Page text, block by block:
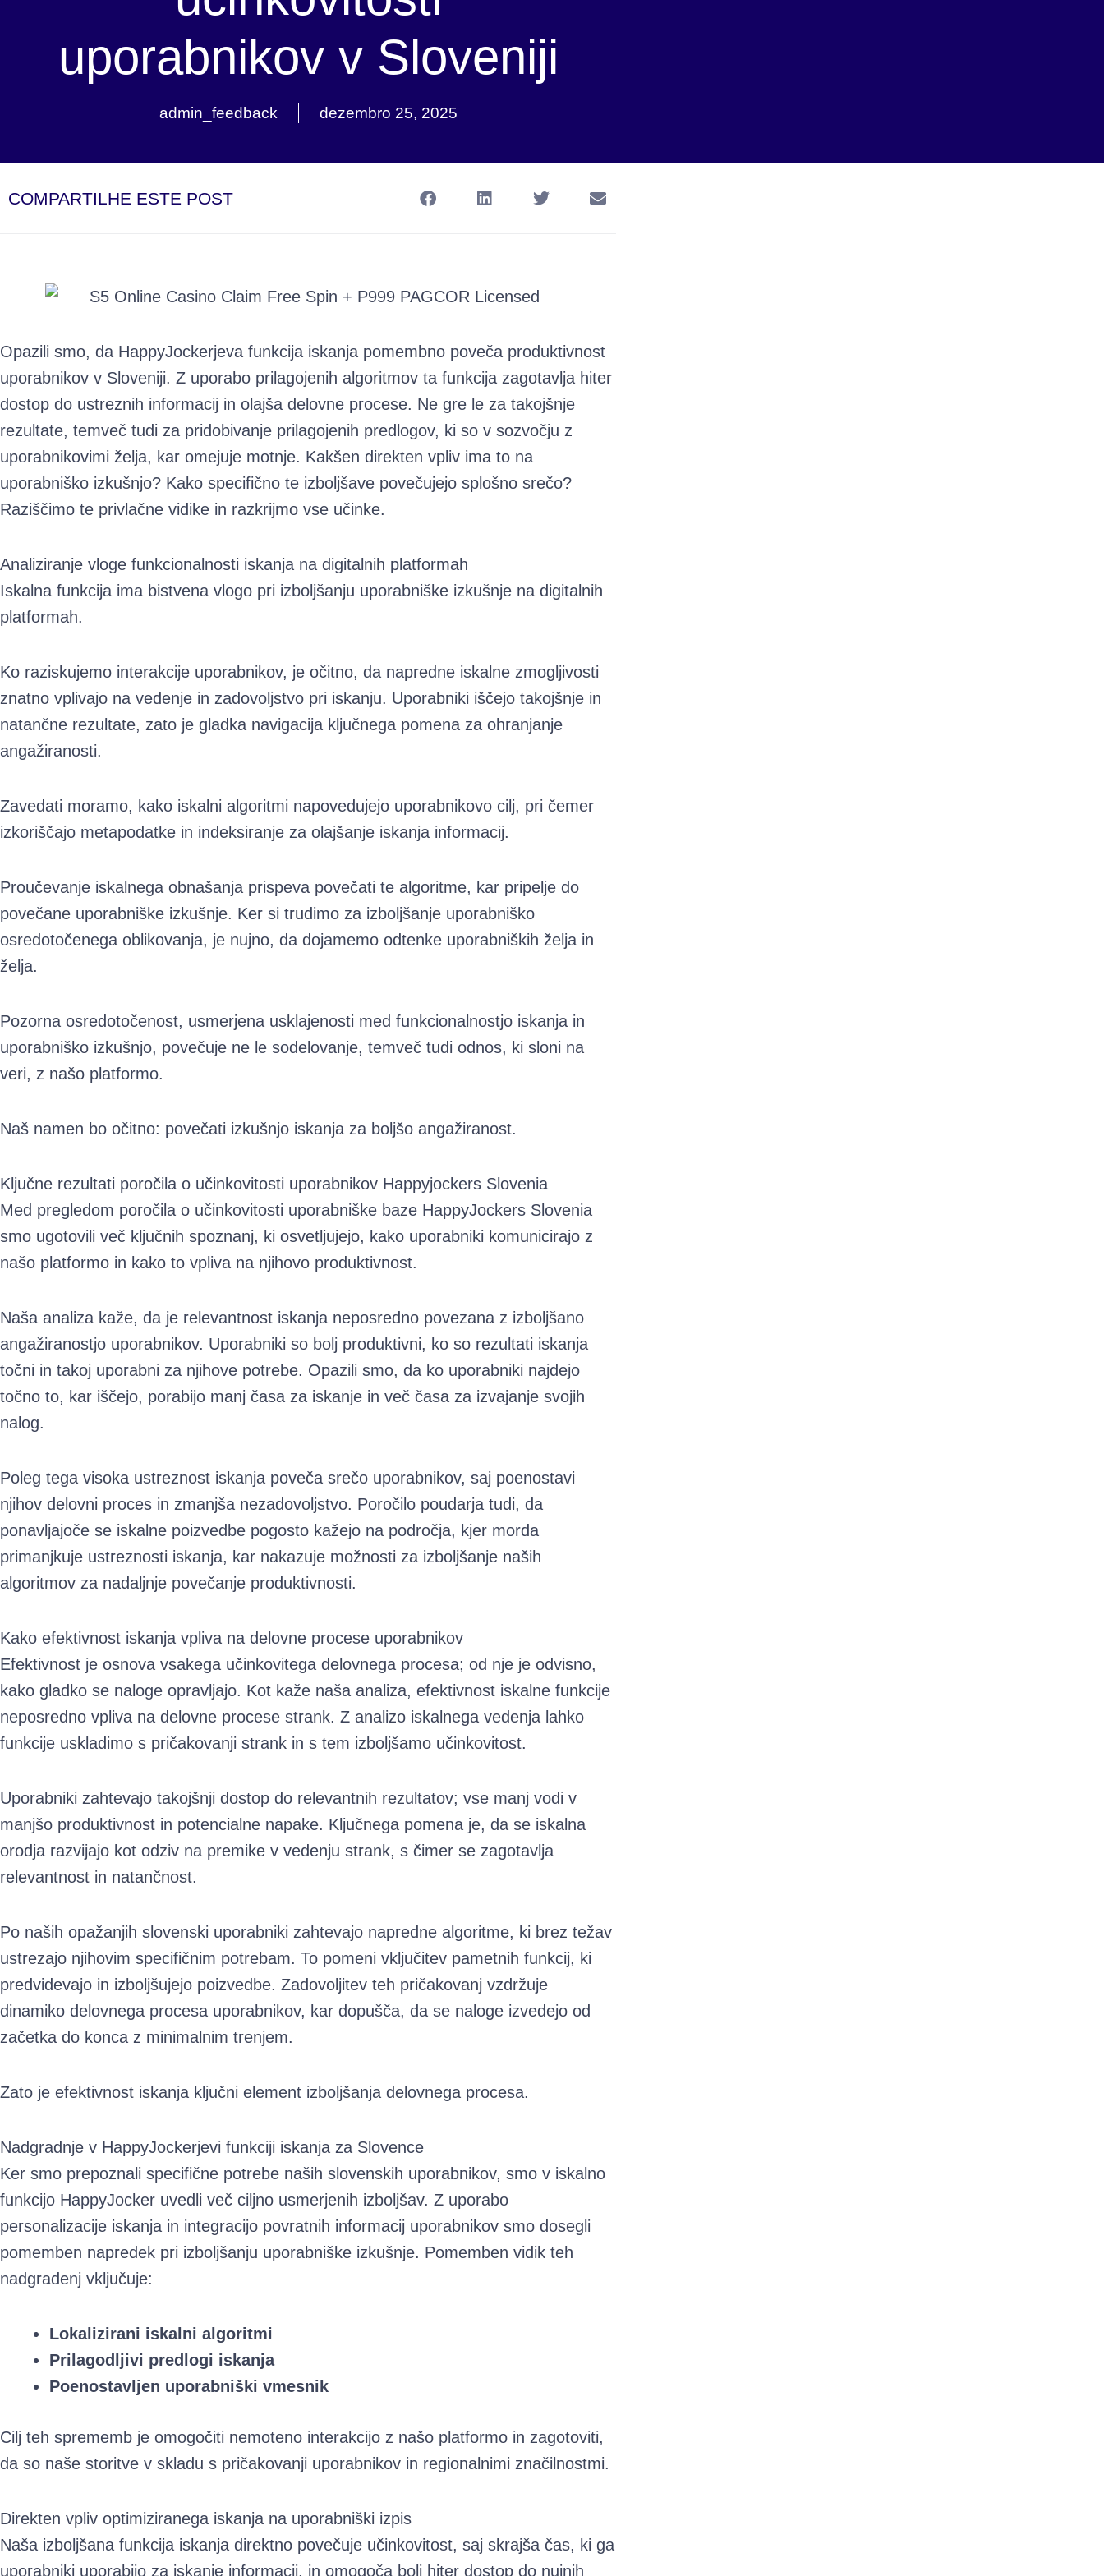
uporabnikov v Sloveniji
admin_feedback dezembro 25, 2025
COMPARTILHE ESTE POST
Opazili smo, da HappyJockerjeva funkcija iskanja pomembno poveča produktivnost
uporabnikov v Sloveniji. Z uporabo prilagojenih algoritmov ta funkcija zagotavlja hiter
dostop do ustreznih informacij in olajša delovne procese. Ne gre le za takojšnje
rezultate, temveč tudi za pridobivanje prilagojenih predlogov, ki so v sozvočju z
uporabnikovimi želja, kar omejuje motnje. Kakšen direkten vpliv ima to na
uporabniško izkušnjo? Kako specifično te izboljšave povečujejo splošno srečo?
Raziščimo te privlačne vidike in razkrijmo vse učinke.
Analiziranje vloge funkcionalnosti iskanja na digitalnih platformah
Iskalna funkcija ima bistvena vlogo pri izboljšanju uporabniške izkušnje na digitalnih
platformah.
Ko raziskujemo interakcije uporabnikov, je očitno, da napredne iskalne zmogljivosti
znatno vplivajo na vedenje in zadovoljstvo pri iskanju. Uporabniki iščejo takojšnje in
natančne rezultate, zato je gladka navigacija ključnega pomena za ohranjanje
angažiranosti.
Zavedati moramo, kako iskalni algoritmi napovedujejo uporabnikovo cilj, pri čemer
izkoriščajo metapodatke in indeksiranje za olajšanje iskanja informacij.
Proučevanje iskalnega obnašanja prispeva povečati te algoritme, kar pripelje do
povečane uporabniške izkušnje. Ker si trudimo za izboljšanje uporabniško
osredotočenega oblikovanja, je nujno, da dojamemo odtenke uporabniških želja in
želja.
Pozorna osredotočenost, usmerjena usklajenosti med funkcionalnostjo iskanja in
uporabniško izkušnjo, povečuje ne le sodelovanje, temveč tudi odnos, ki sloni na
veri, z našo platformo.
Naš namen bo očitno: povečati izkušnjo iskanja za boljšo angažiranost.
Ključne rezultati poročila o učinkovitosti uporabnikov Happyjockers Slovenia
Med pregledom poročila o učinkovitosti uporabniške baze HappyJockers Slovenia
smo ugotovili več ključnih spoznanj, ki osvetljujejo, kako uporabniki komunicirajo z
našo platformo in kako to vpliva na njihovo produktivnost.
Naša analiza kaže, da je relevantnost iskanja neposredno povezana z izboljšano
angažiranostjo uporabnikov. Uporabniki so bolj produktivni, ko so rezultati iskanja
točni in takoj uporabni za njihove potrebe. Opazili smo, da ko uporabniki najdejo
točno to, kar iščejo, porabijo manj časa za iskanje in več časa za izvajanje svojih
nalog.
Poleg tega visoka ustreznost iskanja poveča srečo uporabnikov, saj poenostavi
njihov delovni proces in zmanjša nezadovoljstvo. Poročilo poudarja tudi, da
ponavljajoče se iskalne poizvedbe pogosto kažejo na področja, kjer morda
primanjkuje ustreznosti iskanja, kar nakazuje možnosti za izboljšanje naših
algoritmov za nadaljnje povečanje produktivnosti.
Kako efektivnost iskanja vpliva na delovne procese uporabnikov
Efektivnost je osnova vsakega učinkovitega delovnega procesa; od nje je odvisno,
kako gladko se naloge opravljajo. Kot kaže naša analiza, efektivnost iskalne funkcije
neposredno vpliva na delovne procese strank. Z analizo iskalnega vedenja lahko
funkcije uskladimo s pričakovanji strank in s tem izboljšamo učinkovitost.
Uporabniki zahtevajo takojšnji dostop do relevantnih rezultatov; vse manj vodi v
manjšo produktivnost in potencialne napake. Ključnega pomena je, da se iskalna
orodja razvijajo kot odziv na premike v vedenju strank, s čimer se zagotavlja
relevantnost in natančnost.
Po naših opažanjih slovenski uporabniki zahtevajo napredne algoritme, ki brez težav
ustrezajo njihovim specifičnim potrebam. To pomeni vključitev pametnih funkcij, ki
predvidevajo in izboljšujejo poizvedbe. Zadovoljitev teh pričakovanj vzdržuje
dinamiko delovnega procesa uporabnikov, kar dopušča, da se naloge izvedejo od
začetka do konca z minimalnim trenjem.
Zato je efektivnost iskanja ključni element izboljšanja delovnega procesa.
Nadgradnje v HappyJockerjevi funkciji iskanja za Slovence
Ker smo prepoznali specifične potrebe naših slovenskih uporabnikov, smo v iskalno
funkcijo HappyJocker uvedli več ciljno usmerjenih izboljšav. Z uporabo
personalizacije iskanja in integracijo povratnih informacij uporabnikov smo dosegli
pomemben napredek pri izboljšanju uporabniške izkušnje. Pomemben vidik teh
nadgradenj vključuje:
Lokalizirani iskalni algoritmi
Prilagodljivi predlogi iskanja
Poenostavljen uporabniški vmesnik
Cilj teh sprememb je omogočiti nemoteno interakcijo z našo platformo in zagotoviti,
da so naše storitve v skladu s pričakovanji uporabnikov in regionalnimi značilnostmi.
Direkten vpliv optimiziranega iskanja na uporabniški izpis
Naša izboljšana funkcija iskanja direktno povečuje učinkovitost, saj skrajša čas, ki ga
uporabniki uporabijo za iskanje informacij, in omogoča bolj hiter dostop do nujnih